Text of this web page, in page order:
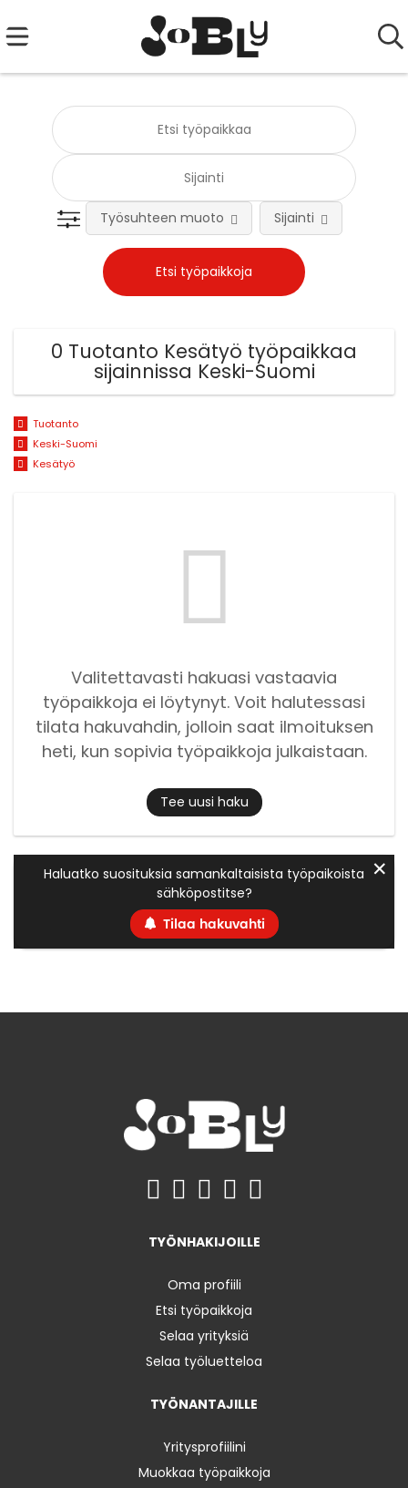
Työsuhteen muoto Sijainti
0 Tuotanto Kesätyö työpaikkaa
sijainnissa Keski-Suomi
Tuotanto
Keski-Suomi
Kesätyö
Valitettavasti hakuasi vastaavia
työpaikkoja ei löytynyt. Voit halutessasi
tilata hakuvahdin, jolloin saat ilmoituksen
heti, kun sopivia työpaikkoja julkaistaan.
Tee uusi haku
Haluatko suosituksia samankaltaisista työpaikoista
sähköpostitse?
Tilaa hakuvahti
✕
TYÖNHAKIJOILLE
Oma profiili
Etsi työpaikkoja
Selaa yrityksiä
Selaa työluetteloa
TYÖNANTAJILLE
Yritysprofiilini
Muokkaa työpaikkoja